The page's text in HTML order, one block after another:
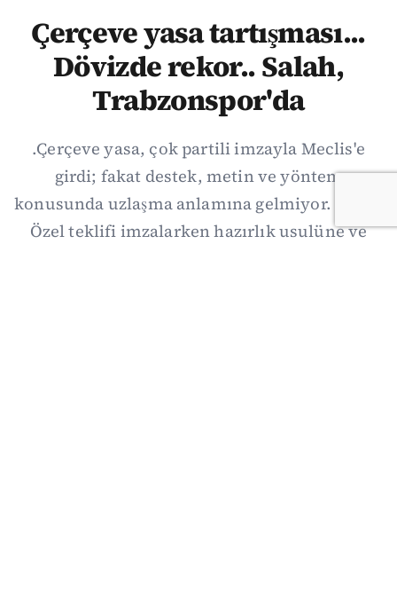
Çerçeve yasa tartışması...
Dövizde rekor.. Salah,
Trabzonspor'da
.Çerçeve yasa, çok partili imzayla Meclis'e
girdi; fakat destek, metin ve yöntem
konusunda uzlaşma anlamına gelmiyor. Özgür
Özel teklifi imzalarken hazırlık usulüne ve